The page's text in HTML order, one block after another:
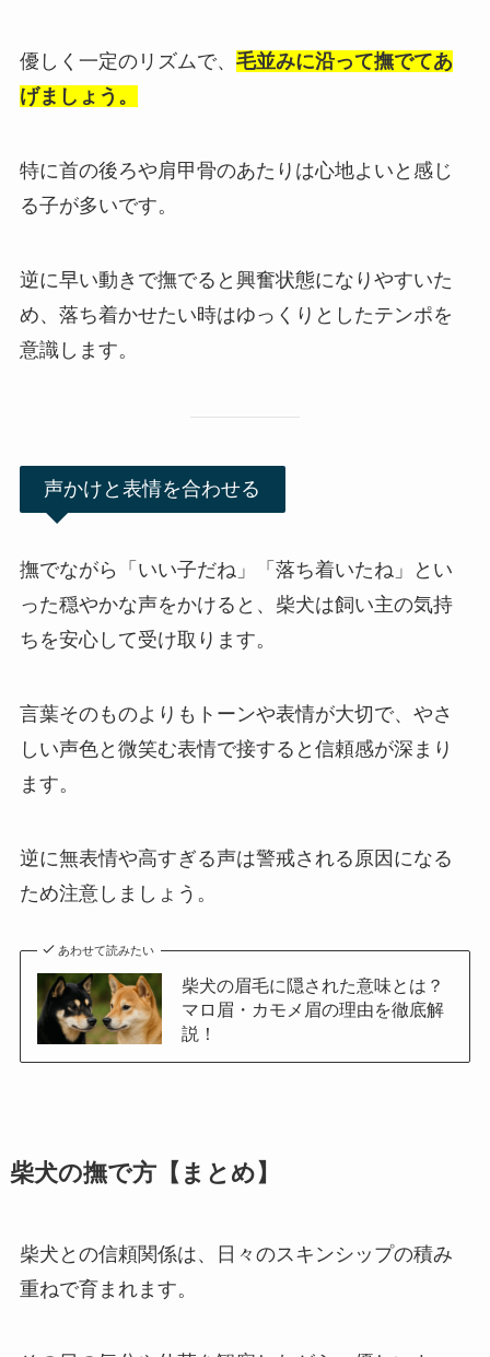
優しく一定のリズムで、 毛並みに沿って撫でてあ
げましょう。
特に首の後ろや肩甲骨のあたりは心地よいと感じ
る子が多いです。
逆に早い動きで撫でると興奮状態になりやすいた
め、落ち着かせたい時はゆっくりとしたテンポを
意識します。
声かけと表情を合わせる
撫でながら「いい子だね」「落ち着いたね」とい
った穏やかな声をかけると、柴犬は飼い主の気持
ちを安心して受け取ります。
言葉そのものよりもトーンや表情が大切で、やさ
しい声色と微笑む表情で接すると信頼感が深まり
ます。
逆に無表情や高すぎる声は警戒される原因になる
ため注意しましょう。
あわせて読みたい
柴犬の眉毛に隠された意味とは？
マロ眉・カモメ眉の理由を徹底解
説！
柴犬の撫で方【まとめ】
柴犬との信頼関係は、日々のスキンシップの積み
重ねで育まれます。